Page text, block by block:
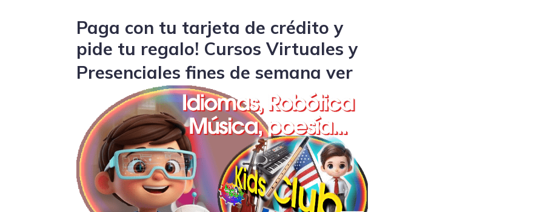
Paga con tu tarjeta de crédito y
pide tu regalo! Cursos Virtuales y
Presenciales fines de semana ver